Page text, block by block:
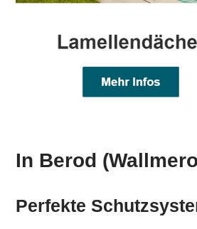
In Berod
Perfekte